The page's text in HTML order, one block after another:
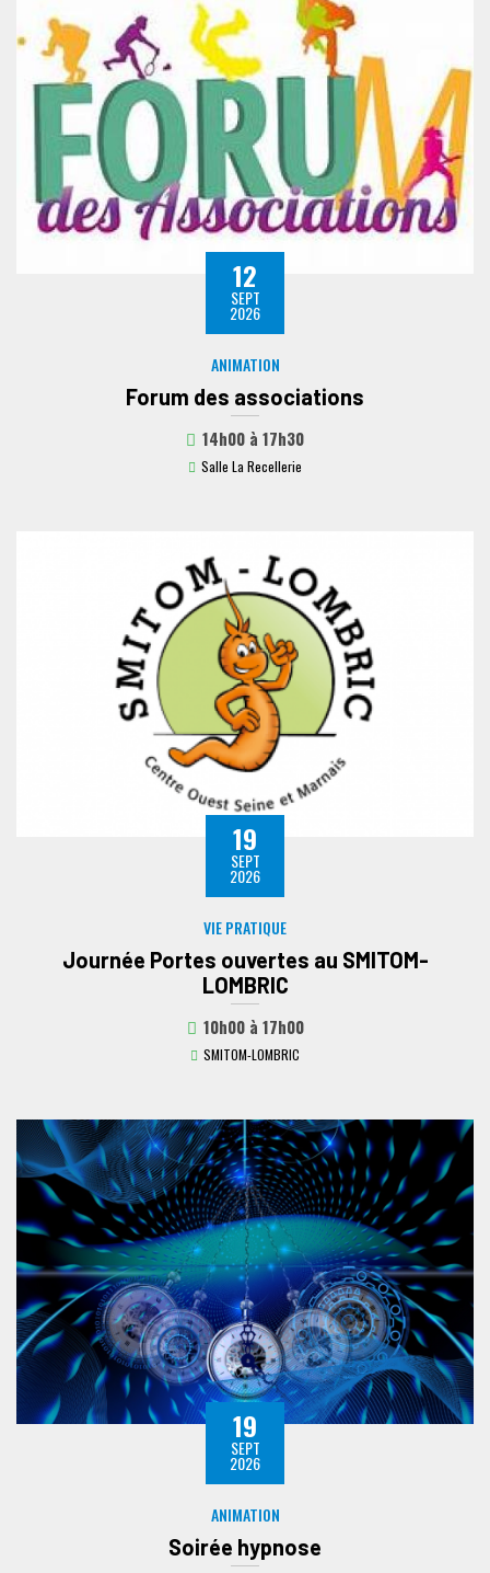
12
SEPT
2026
ANIMATION
Forum des associations
14h00 à 17h30
Salle La Recellerie
19
SEPT
2026
VIE PRATIQUE
Journée Portes ouvertes au SMITOM-
LOMBRIC
10h00 à 17h00
SMITOM-LOMBRIC
19
SEPT
2026
ANIMATION
Soirée hypnose